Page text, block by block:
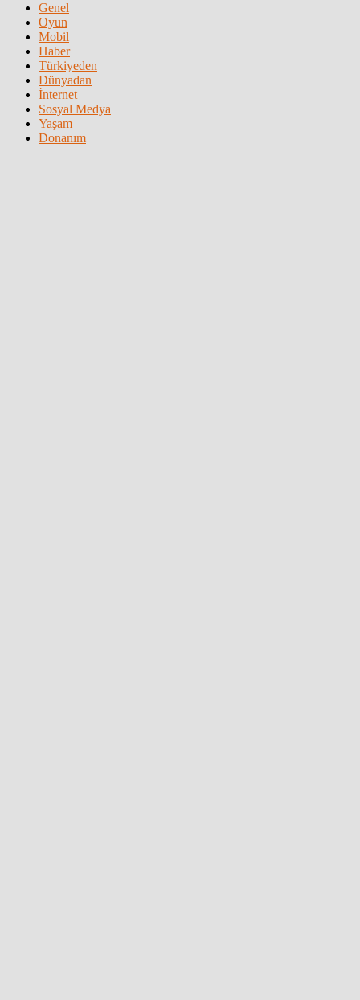
Genel
Oyun
Mobil
Haber
Türkiyeden
Dünyadan
İnternet
Sosyal Medya
Yaşam
Donanım